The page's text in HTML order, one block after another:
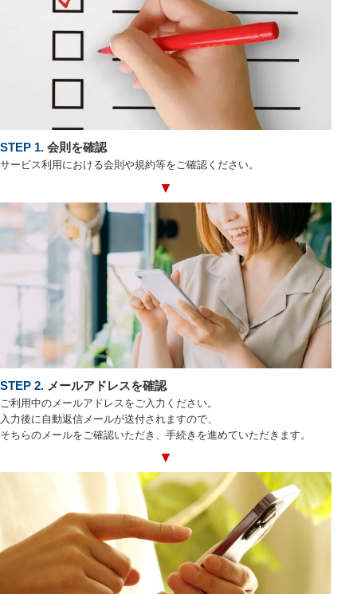
STEP 1. 会則を確認
サービス利用における会則や規約等をご確認ください。
▼
STEP 2. メールアドレスを確認
ご利用中のメールアドレスをご入力ください。
入力後に自動返信メールが送付されますので、
そちらのメールをご確認いただき、手続きを進めていただきます。
▼